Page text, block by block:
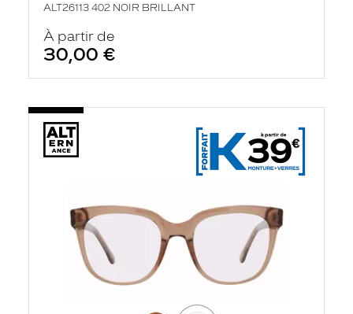
ALT26113 402 NOIR BRILLANT
À partir de
30,00 €